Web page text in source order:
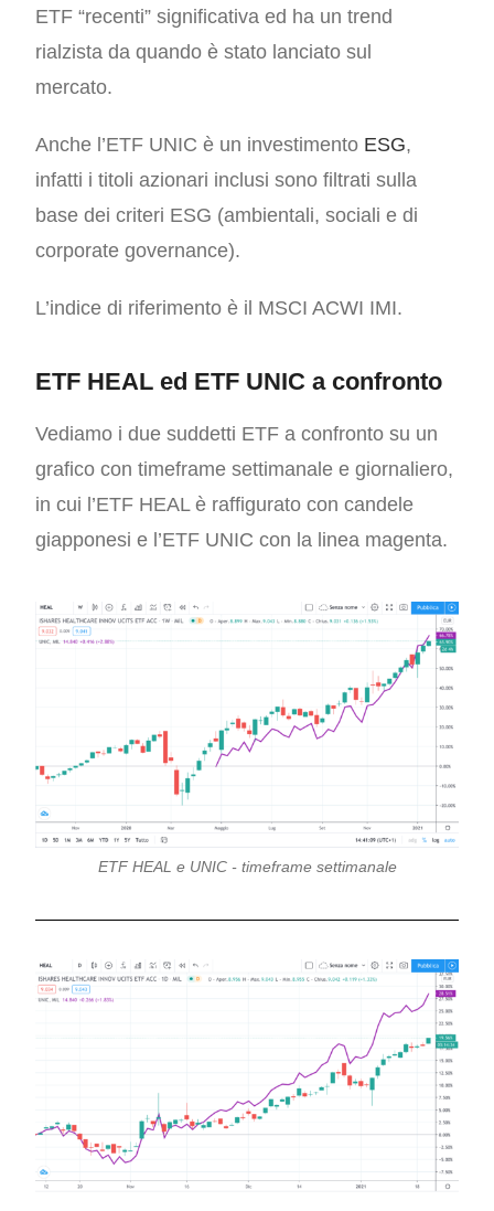
ETF “recenti” significativa ed ha un trend
rialzista da quando è stato lanciato sul
mercato.
Anche l’ETF UNIC è un investimento ESG,
infatti i titoli azionari inclusi sono filtrati sulla
base dei criteri ESG (ambientali, sociali e di
corporate governance).
L’indice di riferimento è il MSCI ACWI IMI.
ETF HEAL ed ETF UNIC a confronto
Vediamo i due suddetti ETF a confronto su un
grafico con timeframe settimanale e giornaliero,
in cui l’ETF HEAL è raffigurato con candele
giapponesi e l’ETF UNIC con la linea magenta.
ETF HEAL e UNIC - timeframe settimanale